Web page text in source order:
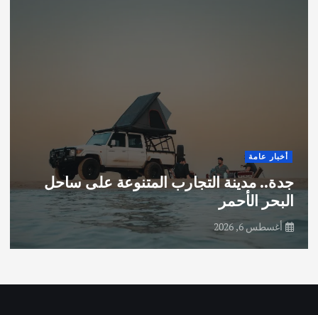
أخبار عامة
جدة.. مدينة التجارب المتنوعة على ساحل
البحر الأحمر
أغسطس 6, 2026